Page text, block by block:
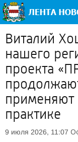
Виталий
нашего
проекта
применяют
практике
9 июля 2026, 11:07